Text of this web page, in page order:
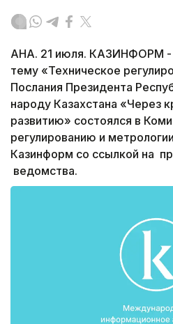
АНА. 21 июля. КАЗИНФОРМ -
тему «Техническое
Послания Президента
народу Казахстана «Через
развитию» состоялся в
регулированию и
Казинформ со ссылкой на
ведомства.